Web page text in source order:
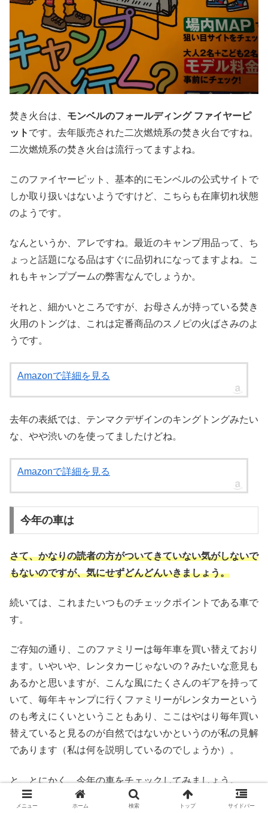
焚き火台は、 モンベルのフォールディング ファイヤーピ
ット です。去年販売された二次燃焼系の焚き火台ですね。
二次燃焼系の焚き火台は流行ってますよね。
このファイヤーピット、基本的にモンベルの公式サイトで
しか取り扱いはないようですけど、こちらも在庫切れ状態
のようです。
なんというか、アレですね。最近のキャンプ用品って、ち
ょっと話題になる品はすぐに品切れになってますよね。こ
れもキャンプブームの弊害なんでしょうか。
それと、細かいところですが、お母さんが持っている焚き
火用のトングは、これは定番商品のスノピの火ばさみのよ
うです。
Amazonで詳細を見る
去年の表紙では、テンマクデザインのキングトングみたい
な、やや渋いのを使ってましたけどね。
Amazonで詳細を見る
今年の車は
さて、かなりの読者の方がついてきていない気がしないで
もないのですが、気にせずどんどんいきましょう。
続いては、これまたいつものチェックポイントである車で
す。
ご存知の通り、このファミリーは毎年車を買い替えており
ます。いやいや、レンタカーじゃないの？みたいな意見も
あるかと思いますが、こんな風にたくさんのギアを持って
いて、毎年キャンプに行くファミリーがレンタカーという
のも考えにくいということもあり、ここはやはり毎年買い
替えていると見るのが自然ではないかというのが私の見解
であります（私は何を説明しているのでしょうか）。
と、とにかく、今年の車をチェックしてみましょう。
メニュー ホーム 検索 トップ サイドバー